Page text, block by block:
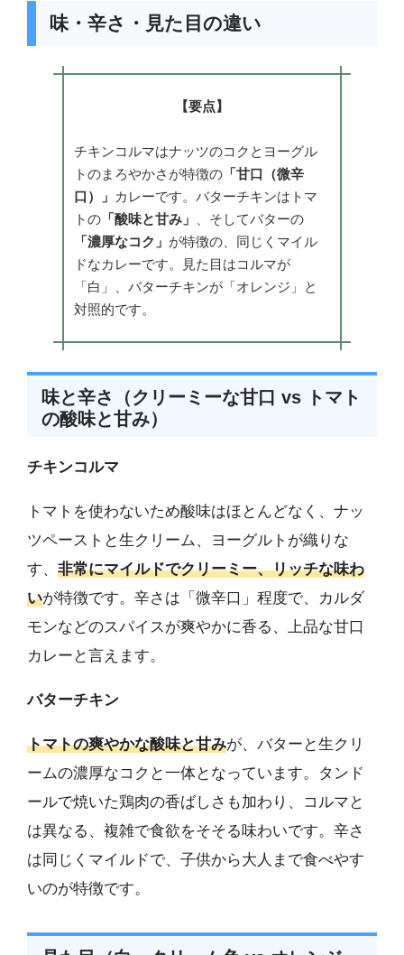
味・辛さ・見た目の違い
【要点】
チキンコルマはナッツのコクとヨーグル
トのまろやかさが特徴の「甘口（微辛
口）」 カレーです。バターチキンはトマ
トの「酸味と甘み」
、そしてバターの
「濃厚なコク」 が特徴の、同じくマイル
ドなカレーです。見た目はコルマが
「白」、バターチキンが「オレンジ」と
対照的です。
味と辛さ（クリーミーな甘口 vs トマト
の酸味と甘み）
チキンコルマ
トマトを使わないため酸味はほとんどなく、ナッ
ツペーストと生クリーム、ヨーグルトが織りな
す、 非常にマイルドでクリーミー、リッチな味わ
いが特徴です。辛さは「微辛口」程度で、カルダ
モンなどのスパイスが爽やかに香る、上品な甘口
カレーと言えます。
バターチキン
トマトの爽やかな酸味と甘みが、バターと生クリ
ームの濃厚なコクと一体となっています。タンド
ールで焼いた鶏肉の香ばしさも加わり、コルマと
は異なる、複雑で食欲をそそる味わいです。辛さ
は同じくマイルドで、子供から大人まで食べやす
いのが特徴です。